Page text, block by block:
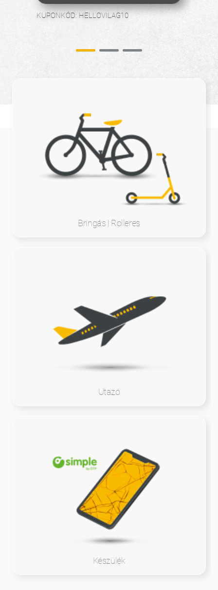
KUPONKÓD: HELLOVILAG10
Bringás | Rolleres
Utazó
Készülék